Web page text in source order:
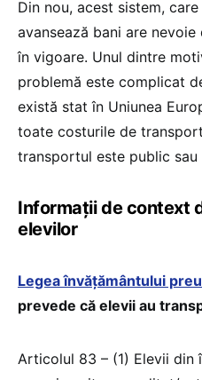
Din nou, acest sistem,
avansează bani are
în vigoare. Unul dintre
problemă este complicat
există stat în Uniunea
toate costurile de
transportul este public sau
Informații de context
elevilor
Legea învățământului
prevede că elevii au
Articolul 83 – (1) Elevii din